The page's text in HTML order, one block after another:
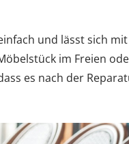
und lässt sich
im Freien
es nach der